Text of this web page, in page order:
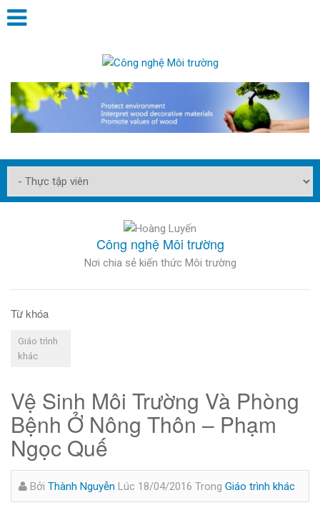
Công nghệ Môi trường
Nơi chia sẻ kiến thức Môi trường
Từ khóa
Giáo trình
khác
Vệ Sinh Môi Trường Và Phòng
Bệnh Ở Nông Thôn – Phạm
Ngọc Quế
Bởi Thành Nguyễn Lúc 18/04/2016 Trong Giáo trình khác